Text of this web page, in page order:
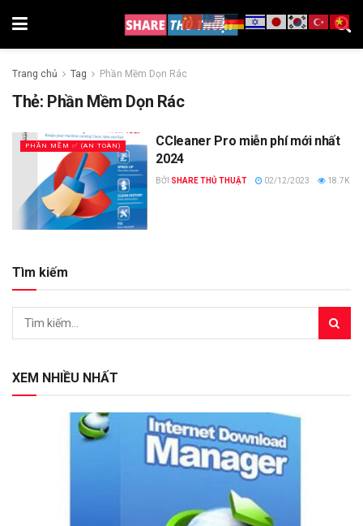
Trang chủ Tag Phần Mềm Dọn Rác
Thẻ: Phần Mềm Dọn Rác
PHẦN MỀM ✅ (AN TOÀN)
CCleaner Pro miễn phí mới nhất
2024
BỞI SHARE THỦ THUẬT 02/12/2023 18.7K
Tìm kiếm
XEM NHIỀU NHẤT